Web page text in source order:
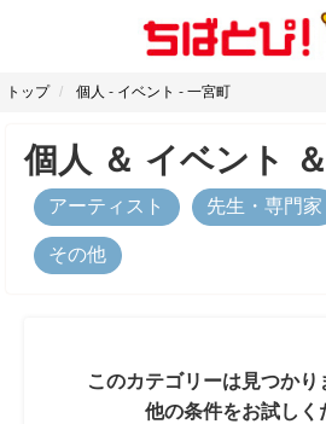
トップ 個人 - イベント - 一宮町
個人 ＆ イベント ＆
アーティスト 先生・専門家
その他
このカテゴリーは見つかり
他の条件をお試しく